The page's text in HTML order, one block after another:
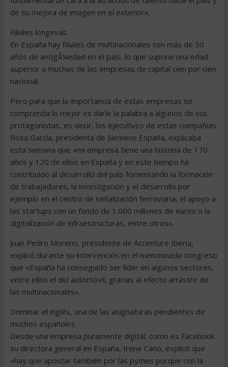
de su mejora de imagen en el exterior».
Filiales longevas
En España hay filiales de multinacionales con más de 50
años de antigÃ¼edad en el país, lo que supone una edad
superior a muchas de las empresas de capital cien por cien
nacional.
Pero para que la importancia de estas empresas se
comprenda lo mejor es darle la palabra a algunos de sus
protagonistas, es decir, los ejecutivos de estas compañías.
Rosa García, presidenta de Siemens España, explicaba
esta semana que «mi empresa tiene una historia de 170
años y 120 de ellos en España y en este tiempo ha
contribuido al desarrollo del país fomentando la formación
de trabajadores, la investigación y el desarrollo por
ejemplo en el centro de señalización ferroviaria, el apoyo a
las startups con un fondo de 1.000 millones de euros o la
digitalización de infraestructuras, entre otros».
Juan Pedro Moreno, presidente de Accenture Iberia,
explicó durante su intervención en el mencionado congreso
que «España ha conseguido ser líder en algunos sectores,
entre ellos el del automóvil, gracias al efecto arrastre de
las multinacionales».
Dominar el inglés, una de las asignaturas pendientes de
muchos españoles
Desde una empresa puramente digital, como es Facebook
su directora general en España, Irene Cano, explicó que
«hay que apostar también por las pymes porque con la